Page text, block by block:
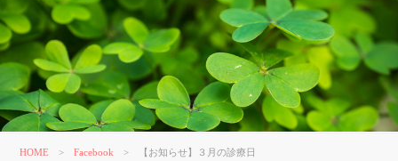
HOME >Facebook > 【お知らせ】３月の診療日